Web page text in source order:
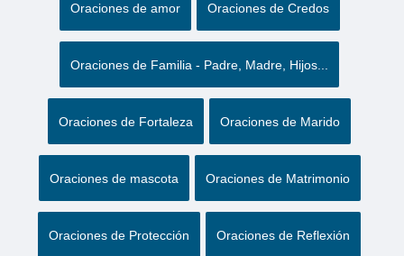
Oraciones de amor Oraciones de Credos
Oraciones de Familia - Padre, Madre, Hijos...
Oraciones de Fortaleza Oraciones de Marido
Oraciones de mascota Oraciones de Matrimonio
Oraciones de Protección Oraciones de Reflexión